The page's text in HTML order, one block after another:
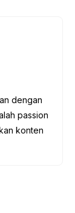
dengan
passion
konten